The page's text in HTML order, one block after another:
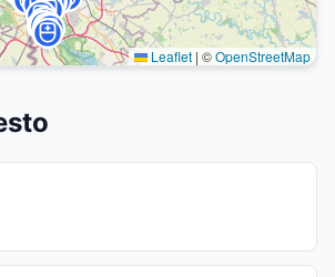
Leaflet | ©OpenStreetMap